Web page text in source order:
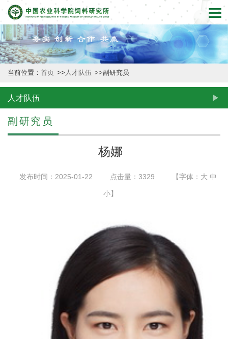
首
页
本
所
概
新
当前位置： 首页 >> 人才队伍 >>副研究员
人才队伍
副研究员
杨娜
发布时间：2025-01-22 点击量： 3329 【字体： 大 中
小】